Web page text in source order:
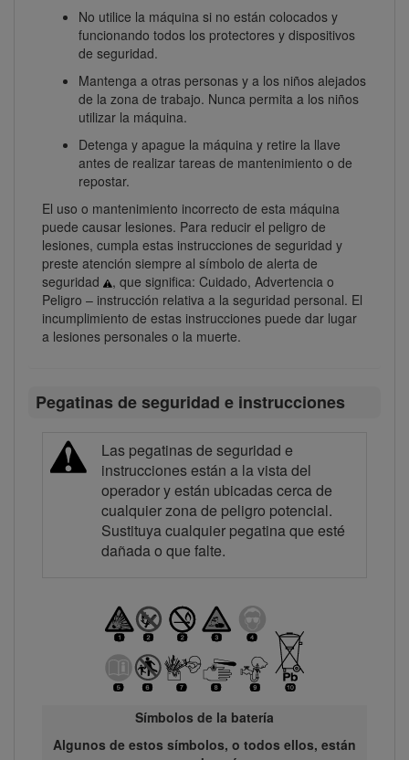
No utilice la máquina si no están colocados y
funcionando todos los protectores y dispositivos
de seguridad.
Mantenga a otras personas y a los niños alejados
de la zona de trabajo. Nunca permita a los niños
utilizar la máquina.
Detenga y apague la máquina y retire la llave
antes de realizar tareas de mantenimiento o de
repostar.
El uso o mantenimiento incorrecto de esta máquina
puede causar lesiones. Para reducir el peligro de
lesiones, cumpla estas instrucciones de seguridad y
preste atención siempre al símbolo de alerta de
seguridad
, que significa: Cuidado, Advertencia o
Peligro – instrucción relativa a la seguridad personal. El
incumplimiento de estas instrucciones puede dar lugar
a lesiones personales o la muerte.
Pegatinas de seguridad e instrucciones
Las pegatinas de seguridad e
instrucciones están a la vista del
operador y están ubicadas cerca de
cualquier zona de peligro potencial.
Sustituya cualquier pegatina que esté
dañada o que falte.
Símbolos de la batería
Algunos de estos símbolos, o todos ellos, están